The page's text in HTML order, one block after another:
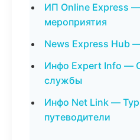
ИП Online Express
мероприятия
News Express Hub
Инфо Expert Info —
службы
Инфо Net Link —
путеводители